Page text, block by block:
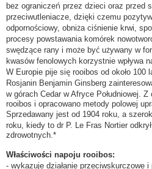
bez ograniczeń przez dzieci oraz przed
przeciwutleniacze, dzięki czemu
odpornościowy, obniża ciśnienie krwi,
procesy powstawania komórek
swędzące rany i może być używany w
kwasów fenolowych korzystnie wpływa
W Europie pije się rooibos od około 100
Rosjanin Benjamin Ginsberg
w górach Cedar w Afryce Południowej.
rooibos i opracowano metody polowej
Sprzedawany jest od 1904 roku, a
roku, kiedy to dr P. Le Fras Nortier
zdrowotnych.*
Właściwości napoju rooibos:
- wykazuje działanie przeciwskurczowe